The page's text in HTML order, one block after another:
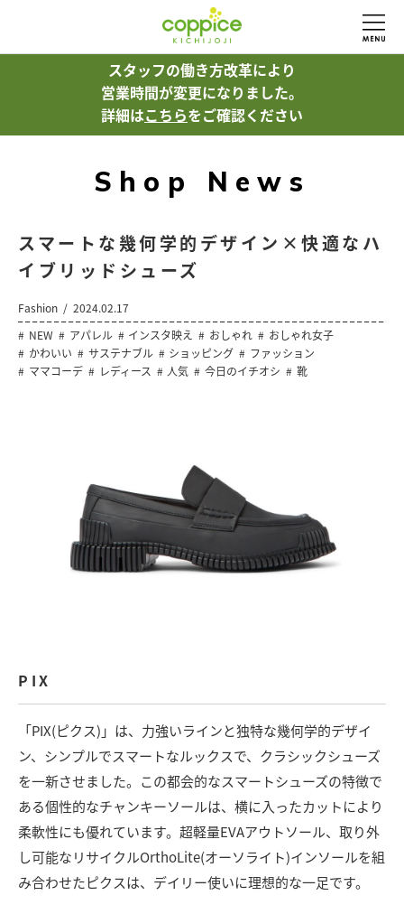
スタッフの働き方改革により
営業時間が変更になりました。
詳細はこちらをご確認ください
Shop News
スマートな幾何学的デザイン×快適なハ
イブリッドシューズ
Fashion
2024.02.17
NEW
アパレル インスタ映え おしゃれ
おしゃれ女子
かわいい
サステナブル ショッピング
ファッション
ママコーデ
レディース 人気 今日のイチオシ 靴
PIX
「PIX(ピクス)」は、力強いラインと独特な幾何学的デザイ
ン、シンプルでスマートなルックスで、クラシックシューズ
を一新させました。この都会的なスマートシューズの特徴で
ある個性的なチャンキーソールは、横に入ったカットにより
柔軟性にも優れています。超軽量EVAアウトソール、取り外
し可能なリサイクルOrthoLite(オーソライト)インソールを組
み合わせたピクスは、デイリー使いに理想的な一足です。